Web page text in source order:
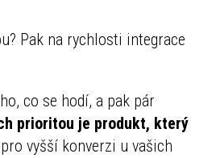
Pak na rychlosti integrace
co se hodí, a pak pár
prioritou je produkt, který
vyšší konverzi u vašich